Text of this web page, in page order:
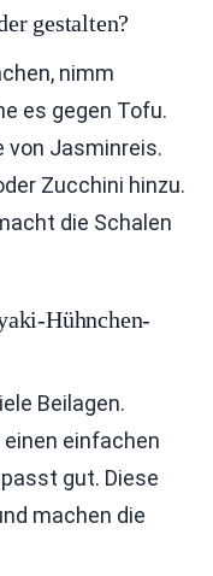
gestalten?
nimm
es gegen Tofu.
von Jasminreis.
Zucchini hinzu.
die Schalen
Hühnchen-
Beilagen.
einfachen
gut. Diese
machen die